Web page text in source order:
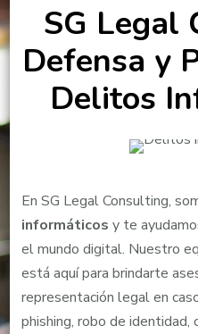
SG Legal
Defensa y
Delitos
En SG Legal Consulting,
informáticos y te
el mundo digital. Nuestro
está aquí para brindarte
representación legal en
phishing, robo de